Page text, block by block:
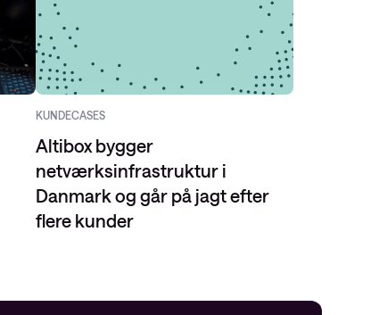
KUNDECASES
Altibox bygger
netværksinfrastruktur i
Danmark og går på jagt efter
flere kunder